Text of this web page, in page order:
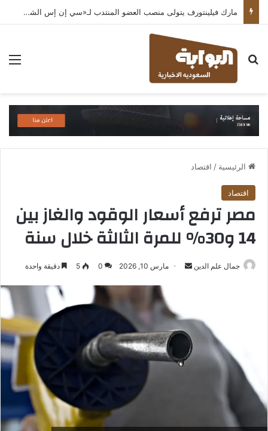
مارك فيلينتورف يتولى منصب العضو المنتدب لـ«سي إن إس الشرق الأوسط» ويشرف على شركات قطاع التكنولوجيا ضمن مجموعة غباش
بحث عن
الرئيسية / اقتصاد
اقتصاد
مصر ترفع أسعار الوقود والغاز بين
14 و30% للمرة الثالثة خلال سنة
جمال علم الدين
أرسل
إلكترونيا
مارس 10, 2026 0
5 دقيقة واحدة